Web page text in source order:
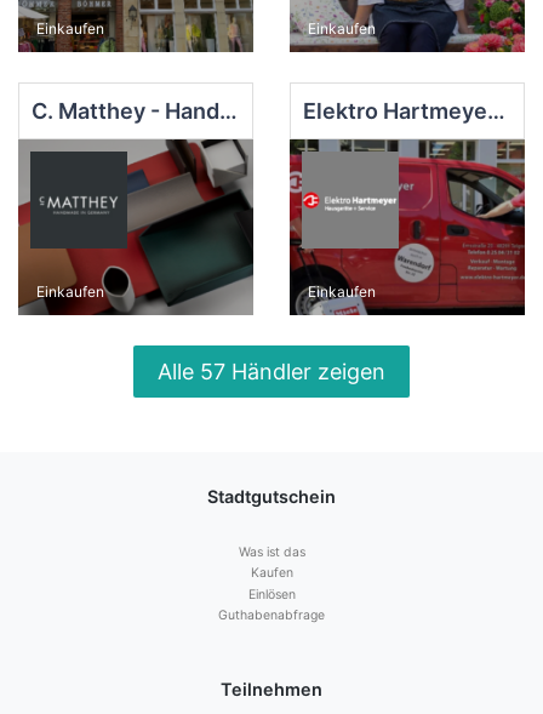
Einkaufen Einkaufen
C. Matthey - Handmade in Germany
Einkaufen
Elektro Hartmeyer e. K.
Einkaufen
Alle 57 Händler zeigen
Stadtgutschein
Was ist das
Kaufen
Einlösen
Guthabenabfrage
Teilnehmen